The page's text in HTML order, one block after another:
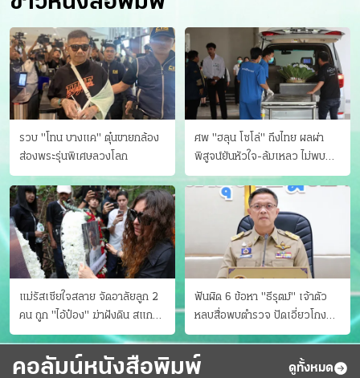
รวบ "โทน บางแค" ตุ๋นขายกล้อง
ส่องพระรุ่นพิเศษลวงโลก
ศพ "ฮลุน โซโล่" ถึงไทย ผลผ่า
พิสูจน์ยันหัวใจ-ล้มเหลว ไม่พบ
บาดแผล
แม่รัสเซียใจสลาย จัดอาลัยลูก 2
คน ถูก "ไอ้ป๋อง" ฆ่าฝังดิน สแกน
ไม่มีศพเพิ่ม
ฟันผิด 6 ข้อหา "ธีรุตม์" เจ้าตัว
หลบสื่อพบตำรวจ ปัดเอี่ยวโกง
สอบท้องถิ่น จ่อบี้รํ่ารวยมากปกติ
คอลัมน์หนังสือพิมพ์ ดูทั้งหมด